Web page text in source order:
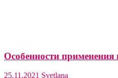
Особенности
25.11.2021 Svetlana